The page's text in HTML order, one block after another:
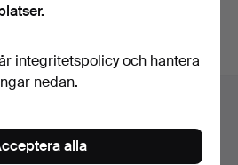
integritetspolicyoch hantera
nedan.
alla